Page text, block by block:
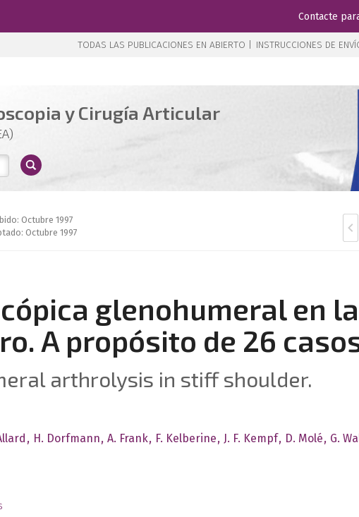
Contacte
TODAS LAS PUBLICACIONES EN ABIERTO | INSTRUCCIONES DE
y Cirugía Articular
Octubre 1997
Octubre 1997
glenohumeral en la
A propósito de 26
arthrolysis in stiff shoulder.
H. Dorfmann A. Frank F. Kelberine J. F. Kempf D. Molé G.